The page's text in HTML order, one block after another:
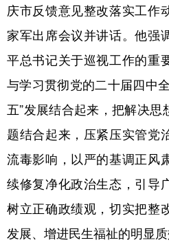
庆市反馈意见整改落实工作
家军出席会议并讲话。他强
平总书记关于巡视工作的重
与学习贯彻党的二十届四中
五”发展结合起来，把解决
题结合起来，压紧压实管党
流毒影响，以严的基调正风
续修复净化政治生态，引导
树立正确政绩观，切实把整
发展、增进民生福祉的明显质